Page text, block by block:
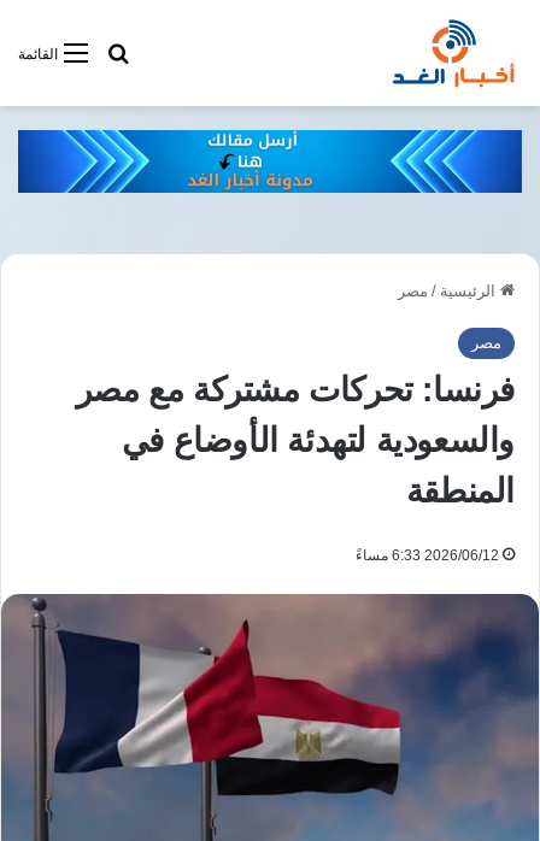
القائمةأبحت فى
الرئيسية / مصر
مصر
فرنسا: تحركات مشتركة مع مصر
والسعودية لتهدئة الأوضاع في
المنطقة
2026/06/12 6:33 مساءً